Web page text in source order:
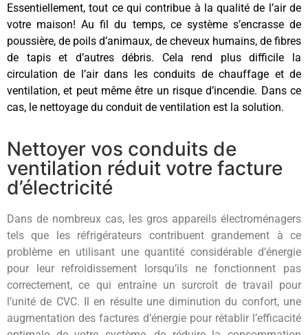
Essentiellement, tout ce qui contribue à la qualité de l’air de
votre maison! Au fil du temps, ce système s’encrasse de
poussière, de poils d’animaux, de cheveux humains, de fibres
de tapis et d’autres débris. Cela rend plus difficile la
circulation de l’air dans les conduits de chauffage et de
ventilation, et peut même être un risque d’incendie. Dans ce
cas, le nettoyage du conduit de ventilation est la solution.
Nettoyer vos conduits de
ventilation réduit votre facture
d’électricité
Dans de nombreux cas, les gros appareils électroménagers
tels que les réfrigérateurs contribuent grandement à ce
problème en utilisant une quantité considérable d’énergie
pour leur refroidissement lorsqu’ils ne fonctionnent pas
correctement, ce qui entraîne un surcroît de travail pour
l’unité de CVC. Il en résulte une diminution du confort, une
augmentation des factures d’énergie pour rétablir l’efficacité